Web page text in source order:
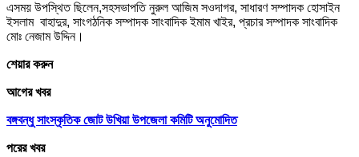
এসময় উপস্থিত ছিলেন,সহসভাপতি নুরুল আজিম সওদাগর, সাধারণ সম্পাদক হোসাইন
ইসলাম বাহাদুর, সাংগঠনিক সম্পাদক সাংবাদিক ইমাম খাইর, প্রচার সম্পাদক সাংবাদিক
মোঃ নেজাম উদ্দিন।
শেয়ার করুন
আগের খবর
বঙ্গবন্ধু সাংস্কৃতিক জোট উখিয়া উপজেলা কমিটি অনুমোদিত
পরের খবর